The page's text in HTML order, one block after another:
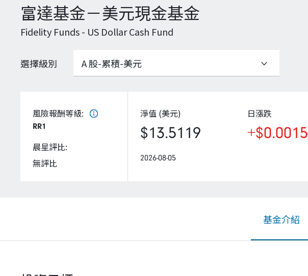
富達基金－美元現金基金
Fidelity Funds - US Dollar Cash Fund
選擇級別
風險報酬等級:
RR1
晨星評比:
無評比
淨值 (美元)
$13.5119
日漲跌
+$0.0015
2026-08-05
基金介紹